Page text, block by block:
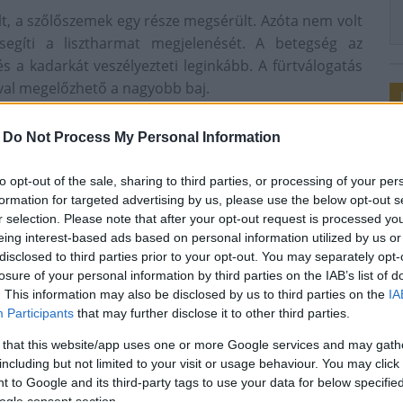
Do Not Process My Personal Information
opt-out of the sale, sharing to third parties, or processing of your
for targeted advertising by us, please use the below opt-out
selection. Please note that after your opt-out request is processed
interest-based ads based on personal information utilized by us
to third parties prior to your opt-out. You may separately
of your personal information by third parties on the IAB’s list of
This information may also be disclosed by us to third parties on the
Participants that may further disclose it to other third parties.
that this website/app uses one or more Google services and may
but not limited to your visit or usage behaviour. You may
to Google and its third-party tags to use your data for below
a szőlőszemek egy része megsérült. Azóta nem volt
a lisztharmat megjelenését. A betegség az
a kadarkát veszélyezteti leginkább. A fürtválogatás
megelőzhető a nagyobb baj.
is kockára teszi, hiszen a betegség nemcsak a
és a később megjelenő peronoszpóra sűrű
hogy a gomba- és rovarölő szereket a szokásosnál